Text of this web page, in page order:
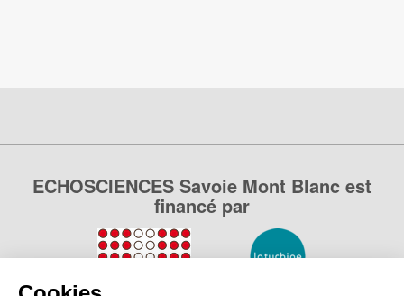
ECHOSCIENCES Savoie Mont Blanc est
financé par